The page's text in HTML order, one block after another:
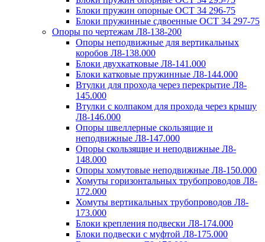
Блоки пружин опорные ОСТ 34 296-75
Блоки пружинные сдвоенные ОСТ 34 297-75
Опоры по чертежам Л8-138-200
Опоры неподвижные для вертикальных
коробов Л8-138.000
Блоки двухкатковые Л8-141.000
Блоки катковые пружинные Л8-144.000
Втулки для прохода через перекрытие Л8-
145.000
Втулки с колпаком для прохода через крышу
Л8-146.000
Опоры швеллерные скользящие и
неподвижные Л8-147.000
Опоры скользящие и неподвижные Л8-
148.000
Опоры хомутовые неподвижные Л8-150.000
Хомуты горизонтальных трубопроводов Л8-
172.000
Хомуты вертикальных трубопроводов Л8-
173.000
Блоки крепления подвески Л8-174.000
Блоки подвески с муфтой Л8-175.000